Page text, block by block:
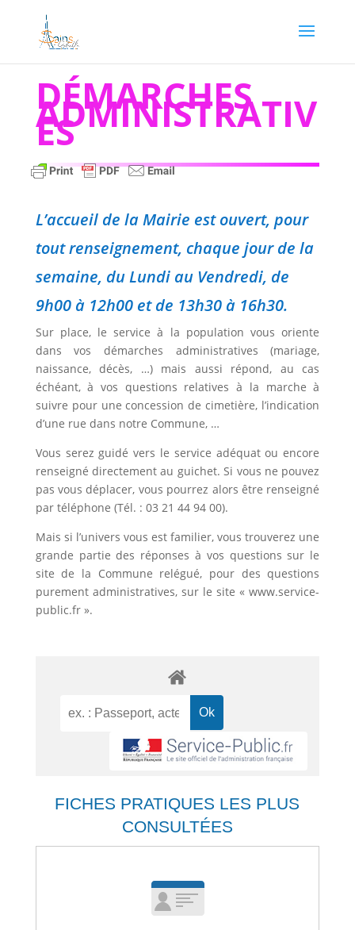
DÉMARCHES
ADMINISTRATIV
ES
L’accueil de la Mairie est ouvert, pour
tout renseignement, chaque jour de la
semaine, du Lundi au Vendredi, de
9h00 à 12h00 et de 13h30 à 16h30.
Sur place, le service à la population vous oriente
dans vos démarches administratives (mariage,
naissance, décès, …) mais aussi répond, au cas
échéant, à vos questions relatives à la marche à
suivre pour une concession de cimetière, l’indication
d’une rue dans notre Commune, …
Vous serez guidé vers le service adéquat ou encore
renseigné directement au guichet. Si vous ne pouvez
pas vous déplacer, vous pourrez alors être renseigné
par téléphone (Tél. : 03 21 44 94 00).
Mais si l’univers vous est familier, vous trouverez une
grande partie des réponses à vos questions sur le
site de la Commune relégué, pour des questions
purement administratives, sur le site « www.service-
public.fr ».
FICHES PRATIQUES LES PLUS
CONSULTÉES